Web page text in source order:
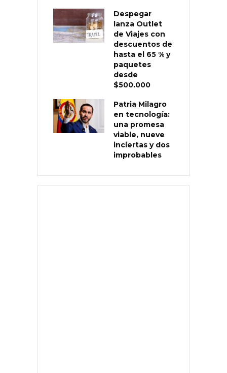
Despegar
lanza Outlet
de Viajes con
descuentos de
hasta el 65 % y
paquetes
desde
$500.000
Patria Milagro
en tecnología:
una promesa
viable, nueve
inciertas y dos
improbables